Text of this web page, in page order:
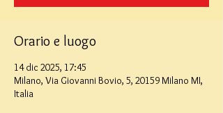
Orario e luogo
14 dic 2025, 17:45
Milano, Via Giovanni Bovio, 5, 20159 Milano MI,
Italia